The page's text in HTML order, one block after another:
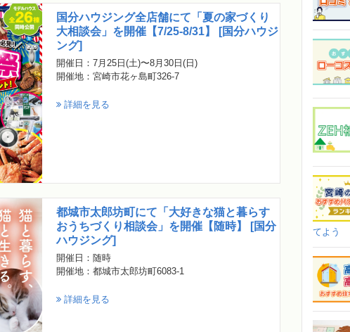
国分ハウジング全店舗にて「夏の家づくり
大相談会」を開催【7/25-8/31】 [国分ハウジ
ング]
開催日：7月25日(土)〜8月30日(日)
開催地：宮崎市花ヶ島町326-7
詳細を見る
都城市太郎坊町にて「大好きな猫と暮らす
おうちづくり相談会」を開催【随時】 [国分
ハウジング]
開催日：随時
開催地：都城市太郎坊町6083-1
詳細を見る
てよう